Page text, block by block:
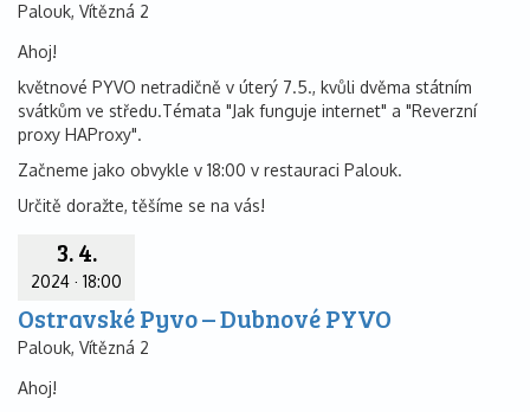
Palouk, Vítězná 2
Ahoj!
květnové PYVO netradičně v úterý 7.5., kvůli dvěma státním
svátkům ve středu.Témata "Jak funguje internet" a "Reverzní
proxy HAProxy".
Začneme jako obvykle v 18:00 v restauraci Palouk.
Určitě doražte, těšíme se na vás!
3. 4.
2024 ·18:00
Ostravské Pyvo – Dubnové PYVO
Palouk, Vítězná 2
Ahoj!